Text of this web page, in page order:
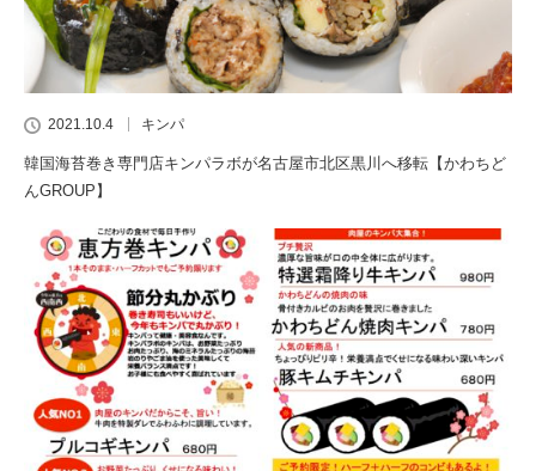
2021.10.4 キンパ
韓国海苔巻き専門店キンパラボが名古屋市北区黒川へ移転【かわちど
んGROUP】